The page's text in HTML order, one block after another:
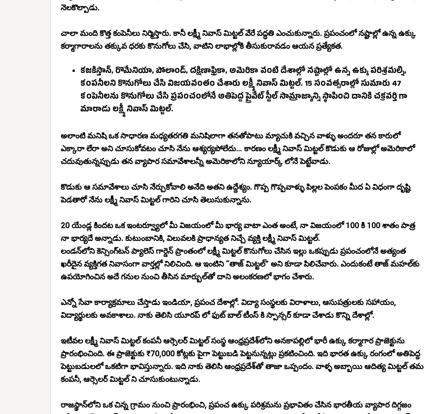
నెలకొల్పాడు.
చాలా మంది కొత్త కంపెనీలు నిర్మిస్తారు. కానీ లక్ష్మీ నివాస్ మిట్టల్ వేరే పద్ధతి ఎంచుకున్నారు. ప్రపంచంలో నష్టాల్లో ఉన్న ఉక్కు
కర్మాగారాలను తక్కువ ధరకు కొనుగోలు చేసి, వాటిని లాభాల్లోకి తీసుకురావడం ఆయన ప్రత్యేకత.
కజకిస్తాన్, రొమేనియా, పోలాండ్, దక్షిణాఫ్రికా, అమెరికా వంటి దేశాల్లో నష్టాల్లో ఉన్న ఉక్కు పరిశ్రమల్ని,
కంపనీలని కొనుగోలు చేసి విజయవంతం చేశారు లక్ష్మీ నివాస్ మిట్టల్. 15 సంవత్సరాల్లో సుమారు 47
కంపెనీలను కొనుగోలు చేసి ప్రపంచంలోనే అతిపెద్ద ప్రైవేట్ స్టీల్ సామ్రాజ్యాన్ని స్థాపించి దానికి చక్రవర్తి గా
మారాడు లక్ష్మీ నివాస్ మిట్టల్.
అలాంటి మనిషి ఒక సాధారణ మధ్యతరగతి మనిషిలాగా తనతోపాటు మ్యాచుకి వచ్చిన వాళ్ళు అందరూ తన కారులో
ఎక్కారా లేరా అని చూసుకోవటం చూసి నేను ఆశ్యర్యపోలేదు… కారణం లక్ష్మీ నివాస్ మిట్టల్ కొడుకు ఆ రోజుల్లో అమెరికాలో
చదువుతున్నప్పుడు తన వ్యాపార సమావేశాలన్నీ అమెరికాలోని న్యూయార్క్ లోనే పెట్టేవాడు.
కొడుకు ఆ సమావేశాలు చూసి నేర్చుకోవాలి అనేది అతని ఉద్దేశ్యం. గొప్ప గొప్పవాళ్ళు పిల్లల పెంపకం మీద ఏ విధంగా దృష్టి
పెడతారో నేను లక్ష్మీ నివాస్ మిట్టల్ గారిని చూసి తెలుసుకున్నాను.
20 యేండ్ల కిందట ఒక ఇంటర్వ్యూలో మీ విజయంలో మీ భార్య వాటా ఎంత అంటే, నా విజయంలో 100 కి 100 శాతం పాత్ర
నా భార్యదే అన్నాడు. కుటుంబానికి, విలువలకి ప్రాధాన్యత నిచ్చే వ్యక్తి లక్ష్మీ నివాస్ మిట్టల్.
లండన్‌లోని కెన్సింగ్‌టన్ ప్యాలెస్ గార్డెన్ ప్రాంతంలో లక్ష్మీ మిట్టల్ కొనుగోలు చేసిన ఇల్లు ఒకప్పుడు ప్రపంచంలోనే అత్యంత
ఖరీదైన వ్యక్తిగత నివాసంగా వార్తల్లో నిలిచింది. ఆ ఇంటిని “తాజ్ మిట్టల్” అని కూడా పిలిచేవారు. ఎందుకంటే తాజ్ మహల్‌కు
ఉపయోగించిన అదే గనుల నుంచి తీసిన మార్బుల్‌తో దాని అలంకరణలో భాగం చేశారు.
ఎన్నో సేవా కార్యాక్రమాలు చేస్తాడు ఇండియా, ప్రపంచ దేశాల్లో. విద్యా సంస్థలకు విరాళాలు, ఆసుపత్రులకు సహాయం,
విద్యార్థులకు అవకాశాలు. నాకు తెలిసి యూరప్ లో ఫుట్ బాల్ టీంస్ కి స్పాన్సర్ కూడా చేశాడు కొన్ని దేశాల్లో.
ఇటీవల లక్ష్మీ నివాస్ మిట్టల్ కంపనీ ఆర్సెలర్ మిట్టల్ సంస్థ ఆంధ్రప్రదేశ్‌లోని అనకాపల్లిలో భారీ ఉక్కు కర్మాగార ప్రాజెక్టును
ప్రారంభించింది. ఈ ప్రాజెక్టుకు ₹70,000 కోట్లకు పైగా పెట్టుబడి పెట్టనున్నట్లు ప్రకటించింది. ఇది భారత ఉక్కు రంగంలో అతిపెద్ద
పెట్టుబడులలో ఒకటిగా భావిస్తున్నారు. ఇది నాకు తెలిసి ఆంధ్రప్రదేశ్‌తో తాజా ఒప్పందం. వాళ్ళ అబ్బాయి ఆదిత్య మిట్టల్ తమ
కంపనీ, ఆర్సెలర్ మిట్టల్ ని చూసుకుంటున్నాడు.
రాజస్థాన్‌లోని ఒక చిన్న గ్రామం నుంచి ప్రారంభించి, ప్రపంచ ఉక్కు పరిశ్రమను ప్రభావితం చేసిన భారతీయ వ్యాపార దిగ్గజం